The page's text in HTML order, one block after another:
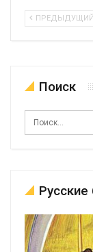
ПРЕДЫДУЩИЙ
Поиск